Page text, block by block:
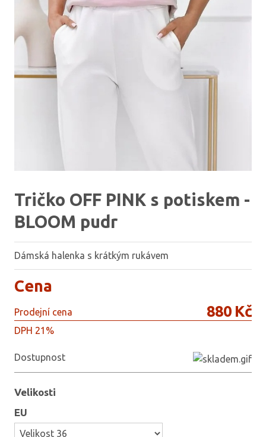
Tričko OFF PINK s potiskem -
BLOOM pudr
Dámská halenka s krátkým rukávem
Cena
Prodejní cena 880 Kč
DPH 21%
Dostupnost
Velikosti
EU